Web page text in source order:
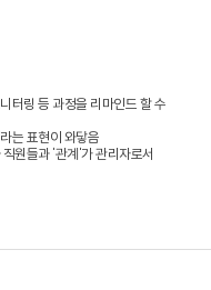
터링 등 과정을 리마인드 할 수
는 표현이 와닿음
원들과 '관계'가 관리자로서